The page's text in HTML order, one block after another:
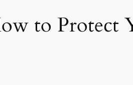
to Protect